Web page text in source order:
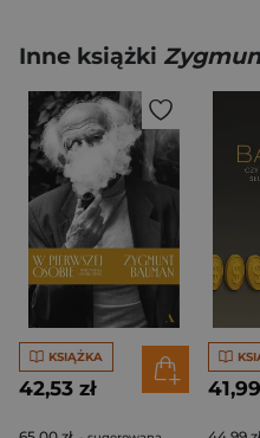
Inne książki
KSIĄŻKA
42,53 zł